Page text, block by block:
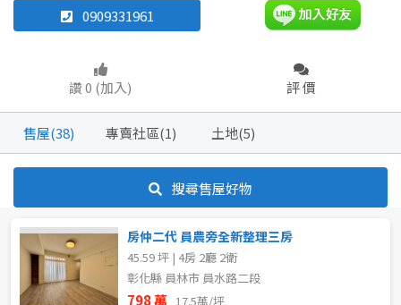
透天厝 華廈 店面
不拘
20坪以下
20~30 坪 30~40 坪
50~60 坪
60~70 坪 80坪以上
~
雅房 其他住宅 頂讓
車位
20坪以下
20~30 坪 30~40 坪
40~50 坪 50~60 坪
0909331961
讚 0 (加入) 評 價
售屋(38) 專賣社區(1) 土地(5)
搜尋售屋好物
房仲二代 員農旁全新整理三房
45.59 坪 | 4房 2廳 2衛
彰化縣 員林市 員水路二段
798 萬 17.5萬/坪